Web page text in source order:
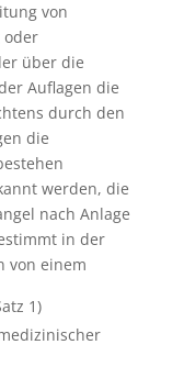
von
oder
über die
Auflagen die
durch den
die
werden, die
nach Anlage
in der
von einem
1)